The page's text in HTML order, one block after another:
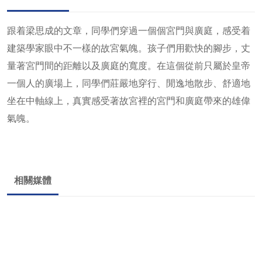
跟着梁思成的文章，同學們穿過一個個宮門與廣庭，感受着
建築學家眼中不一樣的故宮氣魄。孩子們用歡快的腳步，丈
量著宮門間的距離以及廣庭的寬度。在這個從前只屬於皇帝
一個人的廣場上，同學們莊嚴地穿行、閒逸地散步、舒適地
坐在中軸線上，真實感受著故宮裡的宮門和廣庭帶來的雄偉
氣魄。
相關媒體